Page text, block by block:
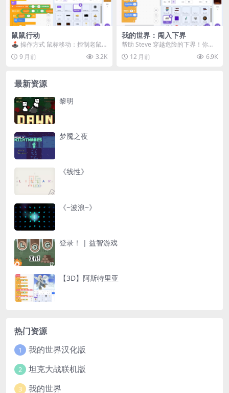
鼠鼠行动
🕹️ 操作方式 鼠标移动：控制老鼠
移动方向 点击或空格键：冲刺（Sp
rint） ...
9 月前 3.2K
我的世界：闯入下界
帮助 Steve 穿越危险的下界！你能
找到那颗神圣的钻石吗？💎 🎮 电
脑操作 W...
12 月前 6.9K
最新资源
黎明
梦魇之夜
《线性》
《~波浪~》
登录！ | 益智游戏
【3D】阿斯特里亚
热门资源
1 我的世界汉化版
2 坦克大战联机版
3 我的世界